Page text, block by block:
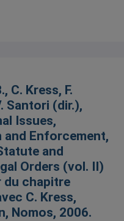
C. Kress, F.
Santori (dir.),
Issues,
and Enforcement,
and
Orders (vol. II)
du chapitre
C. Kress,
Nomos, 2006.